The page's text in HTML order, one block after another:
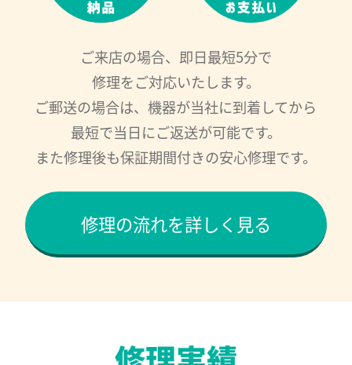
ご来店の場合、即日最短5分で
修理をご対応いたします。
ご郵送の場合は、機器が当社に到着してから
最短で当日にご返送が可能です。
また修理後も保証期間付きの安心修理です。
修理の流れを詳しく見る